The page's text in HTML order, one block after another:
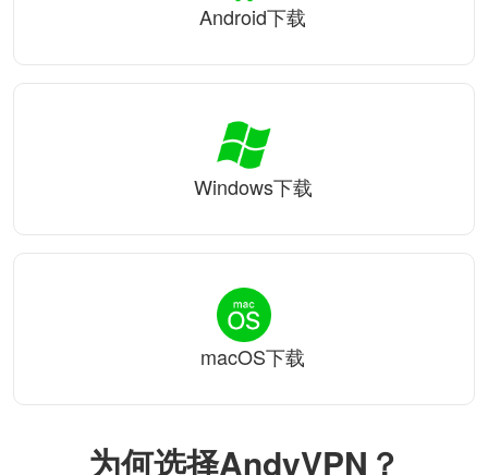
为何选择AndyVPN？
Android下载
Windows下载
macOS下载